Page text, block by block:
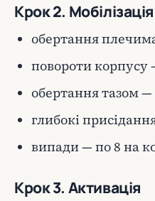
Крок 2. Мобілізація
обертання
повороти корпусу
обертання тазом —
глибокі
випади — по 8 на
Крок 3. Активація